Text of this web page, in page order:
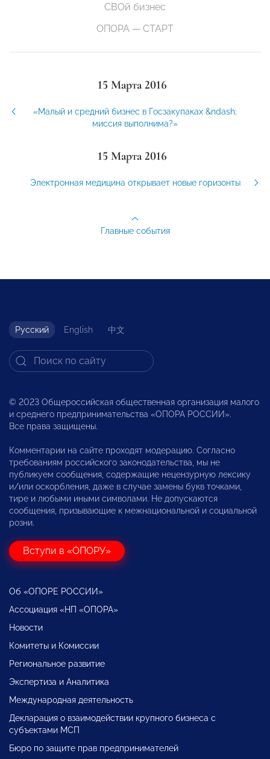
СВОй бизнес
ОПОРА — СТАРТ
15 Марта 2016
«Малый и средний бизнес в Госзакупаках &ndash;
миссия выполнима?»
15 Марта 2016
Электронная медицина открывает новые горизонты
Главные события
Русский English 中文
© 2023 Общероссийская общественная организация малого
и среднего предпринимательства «ОПОРА РОССИИ».
Все права защищены.
Комментарии на сайте проходят модерацию. Согласно
требованиям российского законодательства, мы не
публикуем сообщения, содержащие нецензурную лексику
и/или оскорбления, даже в случае замены букв точками,
тире и любыми иными символами. Не допускаются
сообщения, призывающие к межнациональной и социальной
розни.
Вступи в «ОПОРУ»
Об «ОПОРЕ РОССИИ»
Ассоциация «НП «ОПОРА»
Новости
Комитеты и Комиссии
Региональное развитие
Экспертиза и Аналитика
Международная деятельность
Декларация о взаимодействии крупного бизнеса с
субъектами МСП
Бюро по защите прав предпринимателей